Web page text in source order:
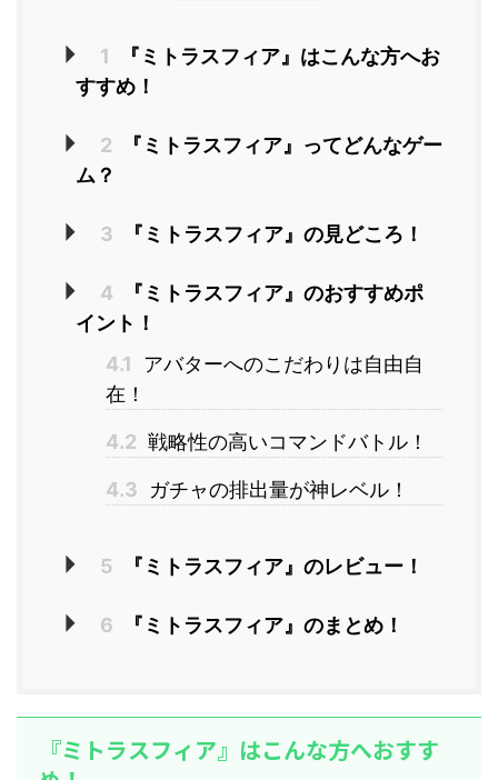
1
『ミトラスフィア』はこんな方へお
すすめ！
2
『ミトラスフィア』ってどんなゲー
ム？
3 『ミトラスフィア』の見どころ！
4
『ミトラスフィア』のおすすめポ
イント！
4.1
アバターへのこだわりは自由自
在！
4.2 戦略性の高いコマンドバトル！
4.3 ガチャの排出量が神レベル！
5 『ミトラスフィア』のレビュー！
6 『ミトラスフィア』のまとめ！
『ミトラスフィア』はこんな方へおすす